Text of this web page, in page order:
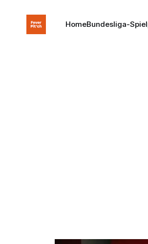
HomeBundesliga-